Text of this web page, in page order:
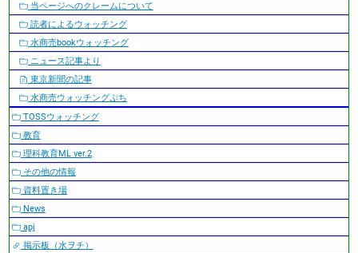
当ページへのクレームについて
読者によるウォッチング
水商売bookウォッチング
ニュース記事より
東京新聞の記事
水商売ウォッチングぷち
TOSSウォッチング
教育
理科教育ML ver.2
その他の情報
資料置き場
News
apj
掲示板（水ヲチ）